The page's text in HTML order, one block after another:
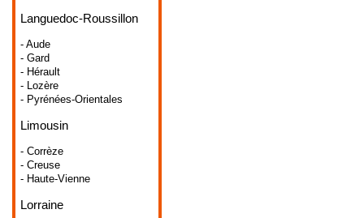
Languedoc-Roussillon
- Aude
- Gard
- Hérault
- Lozère
- Pyrénées-Orientales
Limousin
- Corrèze
- Creuse
- Haute-Vienne
Lorraine